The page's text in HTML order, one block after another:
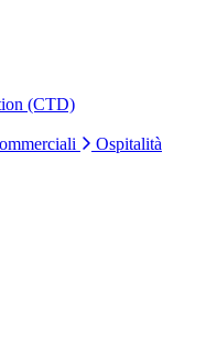
(CTD)
Ospitalità